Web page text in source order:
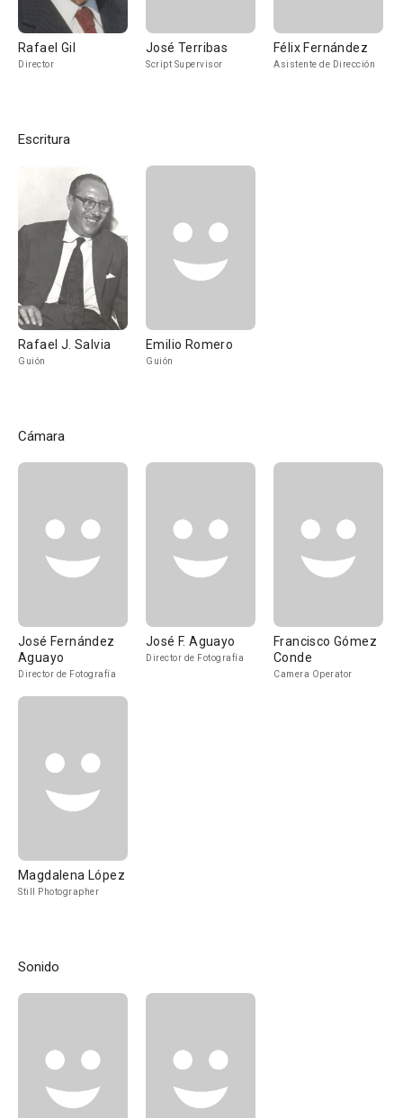
Rafael Gil
Director
José Terribas
Script Supervisor
Félix Fernández
Asistente de Dirección
Escritura
Rafael J. Salvia
Guión
Emilio Romero
Guión
Cámara
José Fernández
Aguayo
Director de Fotografía
José F. Aguayo
Director de Fotografía
Francisco Gómez
Conde
Camera Operator
Magdalena López
Still Photographer
Sonido